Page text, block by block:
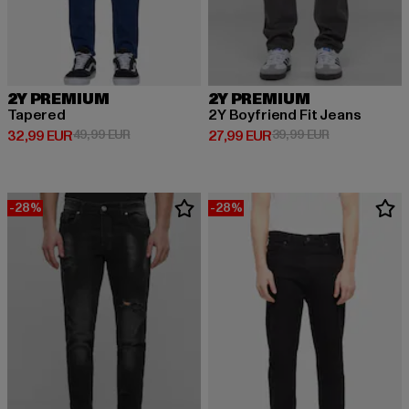
2Y PREMIUM
Tapered
32,99 EUR
Derzeitiger Preis: 32,99 EUR
49,99 EURAktionspreis: 49,99 EUR
2Y PREMIUM
2Y Boyfriend Fit Jeans
27,99 EUR
Derzeitiger Preis: 27,99 EUR
39,99 EURAktionspreis:
-28% -28%